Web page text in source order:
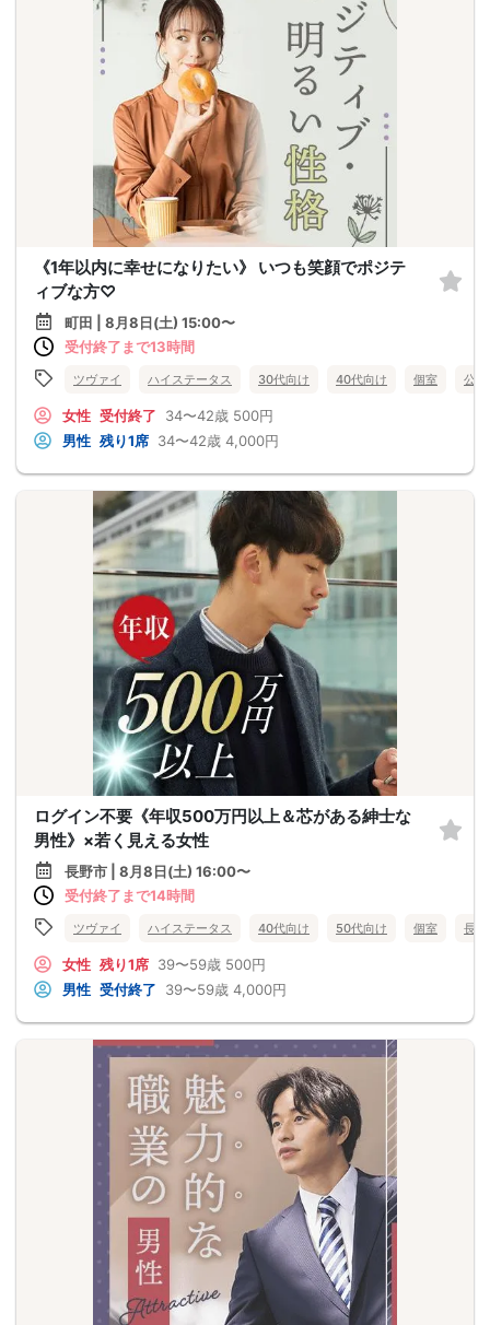
《1年以内に幸せになりたい》 いつも笑顔でポジテ
ィブな方♡
町田 | 8月8日(土) 15:00〜
受付終了まで13時間
ツヴァイ ハイステータス 30代向け 40代向け 個室 公
女性 受付終了 34〜42歳 500円
男性 残り1席 34〜42歳 4,000円
ログイン不要《年収500万円以上＆芯がある紳士な
男性》×若く見える女性
長野市 | 8月8日(土) 16:00〜
受付終了まで14時間
ツヴァイ ハイステータス 40代向け 50代向け 個室 長
女性 残り1席 39〜59歳 500円
男性 受付終了 39〜59歳 4,000円